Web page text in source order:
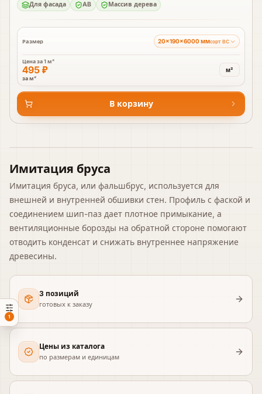
Для фасада AB Массив дерева
Размер 20×190×6000 ммсорт BC
Цена за1 м²
495 ₽
за м²
м²
В корзину
Имитация бруса
Имитация бруса, или фальшбрус, используется для
внешней и внутренней обшивки стен. Профиль с фаской и
соединением шип-паз дает плотное примыкание, а
вентиляционные борозды на обратной стороне помогают
отводить конденсат и снижать внутреннее напряжение
древесины.
3 позиций
готовых к заказу
Цены из каталога
по размерам и единицам
1